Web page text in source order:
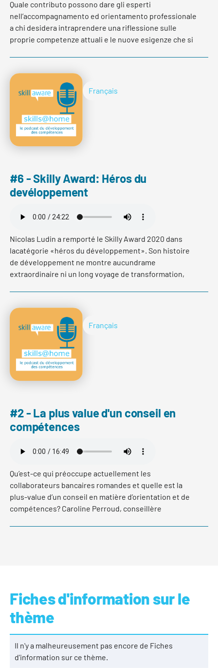
Padlet für Stellensuchende aus der Finanzbranche:
https://padlet.com/marcomicheluzzi/9b1lj6lfrh7p4fd0
Quale contributo possono dare gli esperti
nell’accompagnamento ed orientamento professionale
a chi desidera intraprendere una riflessione sulle
proprie competenze attuali e le nuove esigenze che si
affiancamento in percorsi di orientamento.
lire plus
Français
#6 - Skilly Award: Héros du
devéloppement
Nicolas Ludin a remporté le Skilly Award 2020 dans
lacatégorie «héros du développement». Son histoire
de développement ne montre aucundrame
extraordinaire ni un long voyage de transformation,
confinement lié au coronavirus. Écoutez le sixième
épisode de skills@home – le podcast du
développement des compétences.
Français
#2 - La plus value d'un conseil en
compétences
Qu’est-ce qui préoccupe actuellement les
collaborateurs bancaires romandes et quelle est la
plus-value d’un conseil en matière d’orientation et de
compétences? Caroline Perroud, conseillère
Fiches d'information sur le
thème
Il n'y a malheureusement pas encore de Fiches
d'information sur ce thème.